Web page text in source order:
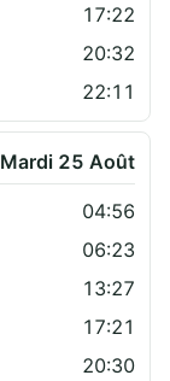
17:22
20:32
22:11
Mardi 25 Août
04:56
06:23
13:27
17:21
20:30